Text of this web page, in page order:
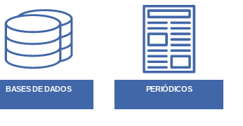
BASES DE DADOS PERIÓDICOS